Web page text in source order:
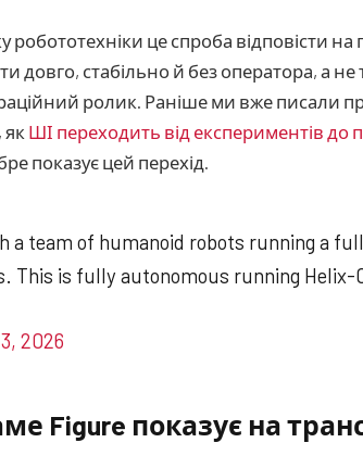
робототехніки це спроба відповісти
довго, стабільно й без оператора, а не
ролик. Раніше ми вже писали
як ШІ переходить від експериментів до
показує цей перехід.
a team of humanoid robots running a
This is fully autonomous running Helix-
2026
Figure показує на